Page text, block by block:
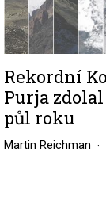
Rekordní
Purja
půl roku
Martin Reichman